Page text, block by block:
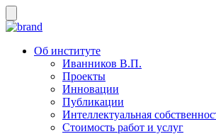
Об институте
Иванников В.П.
Проекты
Инновации
Публикации
Интеллектуальная
Стоимость работ и услуг